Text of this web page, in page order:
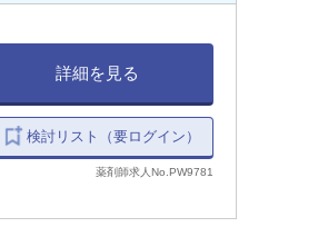
詳細を見る
検討リスト（要ログイン）
薬剤師求人No.PW9781